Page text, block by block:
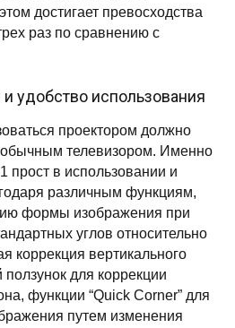
достигает превосходства
раз по сравнению с
и удобство использования
проектором должно
телевизором. Именно
прост в использовании и
различным функциям,
формы изображения при
углов относительно
коррекция вертикального
для коррекции
функции “Quick Corner” для
путем изменения